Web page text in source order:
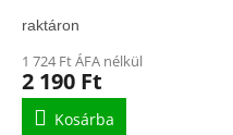
raktáron
1 724 Ft ÁFA nélkül
2 190 Ft
Kosárba